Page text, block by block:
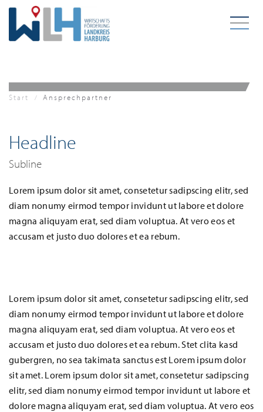
Zum Hauptinhalt springen
Start Ansprechpartner
Headline
Subline
Lorem ipsum dolor sit amet, consetetur sadipscing elitr, sed
diam nonumy eirmod tempor invidunt ut labore et dolore
magna aliquyam erat, sed diam voluptua. At vero eos et
accusam et justo duo dolores et ea rebum.
Lorem ipsum dolor sit amet, consetetur sadipscing elitr, sed
diam nonumy eirmod tempor invidunt ut labore et dolore
magna aliquyam erat, sed diam voluptua. At vero eos et
accusam et justo duo dolores et ea rebum. Stet clita kasd
gubergren, no sea takimata sanctus est Lorem ipsum dolor
sit amet. Lorem ipsum dolor sit amet, consetetur sadipscing
elitr, sed diam nonumy eirmod tempor invidunt ut labore et
dolore magna aliquyam erat, sed diam voluptua. At vero eos